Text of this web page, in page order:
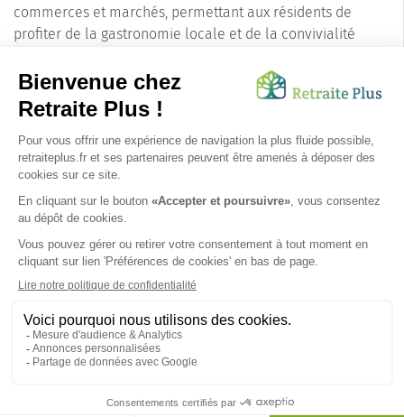
commerces et marchés, permettant aux résidents de
profiter de la gastronomie locale et de la convivialité
En résumé, choisir Sausset-les-Pins
pour une résidence
senior, c'est opter pour un cadre de vie privilégié, où
conjuguent pour offrir un quotidien serein et agréable aux
personnes âgées. Une véritable perle de la Provence, où il
fait bon vivre et profiter de ses années de retraite.
SUIVEZ-NOUS SUR :
Protection données personnelles
Nous vous informons de l'existence de la liste d'opposition